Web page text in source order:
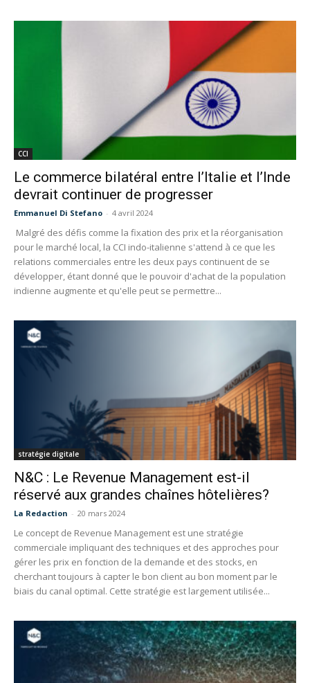
CCI
Le commerce bilatéral entre l’Italie et l’Inde
devrait continuer de progresser
Emmanuel Di Stefano - 4 avril 2024
Malgré des défis comme la fixation des prix et la réorganisation
pour le marché local, la CCI indo-italienne s'attend à ce que les
relations commerciales entre les deux pays continuent de se
développer, étant donné que le pouvoir d'achat de la population
indienne augmente et qu'elle peut se permettre...
stratégie digitale
N&C : Le Revenue Management est-il
réservé aux grandes chaînes hôtelières?
La Redaction - 20 mars 2024
Le concept de Revenue Management est une stratégie
commerciale impliquant des techniques et des approches pour
gérer les prix en fonction de la demande et des stocks, en
cherchant toujours à capter le bon client au bon moment par le
biais du canal optimal. Cette stratégie est largement utilisée...